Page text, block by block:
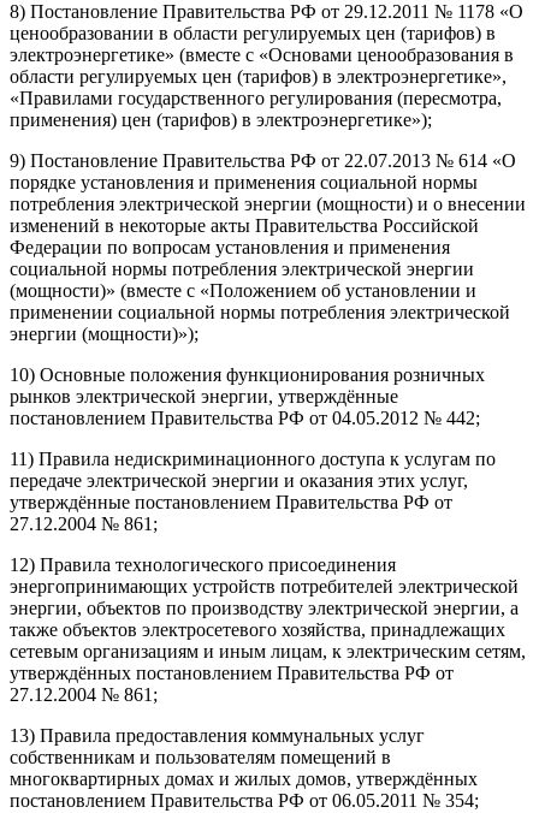
8) Постановление Правительства РФ от 29.12.2011 № 1178 «О
ценообразовании в области регулируемых цен (тарифов) в
электроэнергетике» (вместе с «Основами ценообразования в
области регулируемых цен (тарифов) в электроэнергетике»,
«Правилами государственного регулирования (пересмотра,
применения) цен (тарифов) в электроэнергетике»);
9) Постановление Правительства РФ от 22.07.2013 № 614 «О
порядке установления и применения социальной нормы
потребления электрической энергии (мощности) и о внесении
изменений в некоторые акты Правительства Российской
Федерации по вопросам установления и применения
социальной нормы потребления электрической энергии
(мощности)» (вместе с «Положением об установлении и
применении социальной нормы потребления электрической
энергии (мощности)»);
10) Основные положения функционирования розничных
рынков электрической энергии, утверждённые
постановлением Правительства РФ от 04.05.2012 № 442;
11) Правила недискриминационного доступа к услугам по
передаче электрической энергии и оказания этих услуг,
утверждённые постановлением Правительства РФ от
27.12.2004 № 861;
12) Правила технологического присоединения
энергопринимающих устройств потребителей электрической
энергии, объектов по производству электрической энергии, а
также объектов электросетевого хозяйства, принадлежащих
сетевым организациям и иным лицам, к электрическим сетям,
утверждённых постановлением Правительства РФ от
27.12.2004 № 861;
13) Правила предоставления коммунальных услуг
собственникам и пользователям помещений в
многоквартирных домах и жилых домов, утверждённых
постановлением Правительства РФ от 06.05.2011 № 354;